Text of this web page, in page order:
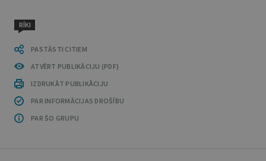
RĪKI
PASTĀSTI CITIEM
ATVĒRT PUBLIKĀCIJU (PDF)
IZDRUKĀT PUBLIKĀCIJU
PAR INFORMĀCIJAS DROŠĪBU
PAR ŠO GRUPU